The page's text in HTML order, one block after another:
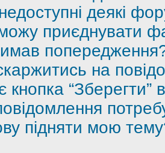
деякі
приєднувати
на
кнопка
підняти мою